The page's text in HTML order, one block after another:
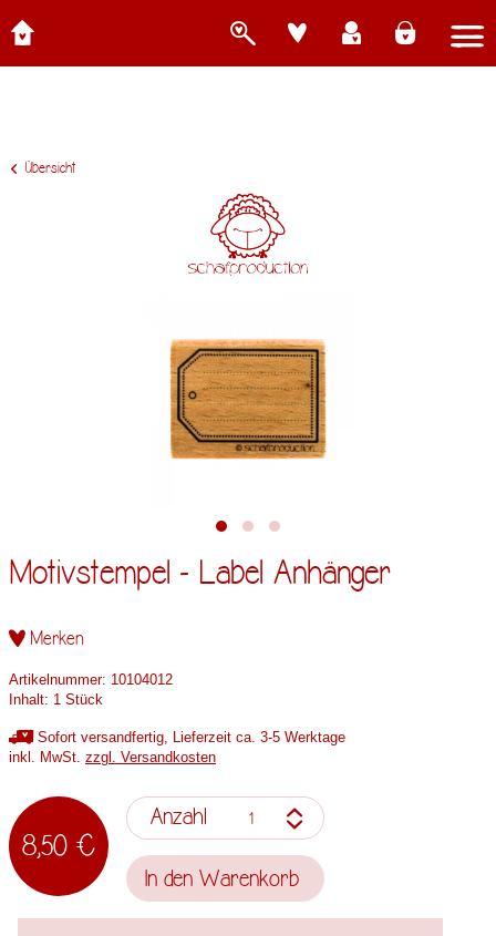
Übersicht
Motivstempel - Label Anhänger
Merken
Artikelnummer: 10104012
Inhalt: 1 Stück
Sofort versandfertig, Lieferzeit ca. 3-5 Werktage
inkl. MwSt. zzgl. Versandkosten
8,50 €
Anzahl
In den Warenkorb